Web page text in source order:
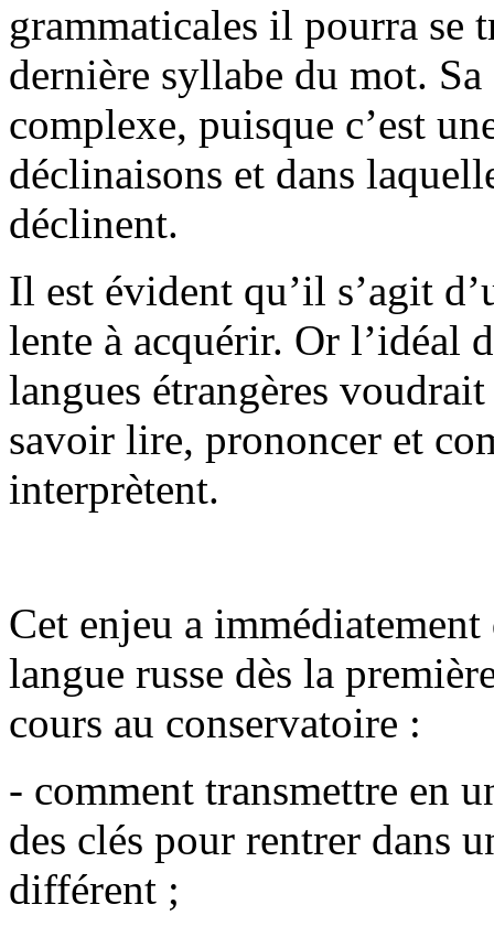
grammaticales il pourra se
dernière syllabe du mot.
complexe, puisque c’est
déclinaisons et dans
déclinent.
Il est évident qu’il s’agit
lente à acquérir. Or l’idéal
langues étrangères
savoir lire, prononcer et
interprètent.
Cet enjeu a
langue russe dès la
cours au conservatoire :
- comment transmettre en
des clés pour rentrer dans
différent ;